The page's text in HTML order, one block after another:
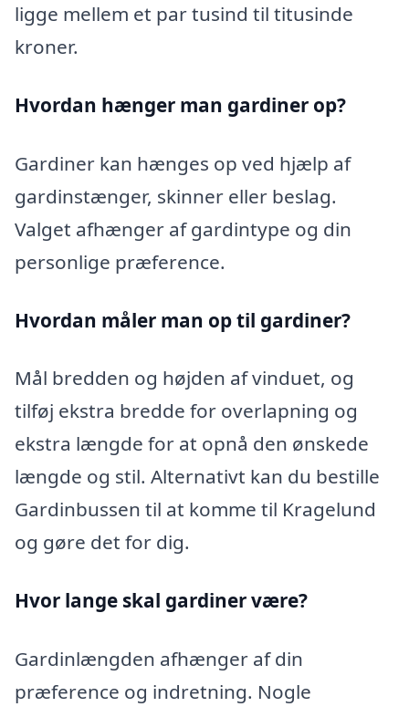
ligge mellem et par tusind til titusinde
kroner.
Hvordan hænger man gardiner op?
Gardiner kan hænges op ved hjælp af
gardinstænger, skinner eller beslag.
Valget afhænger af gardintype og din
personlige præference.
Hvordan måler man op til gardiner?
Mål bredden og højden af vinduet, og
tilføj ekstra bredde for overlapning og
ekstra længde for at opnå den ønskede
længde og stil. Alternativt kan du bestille
Gardinbussen til at komme til Kragelund
og gøre det for dig.
Hvor lange skal gardiner være?
Gardinlængden afhænger af din
præference og indretning. Nogle